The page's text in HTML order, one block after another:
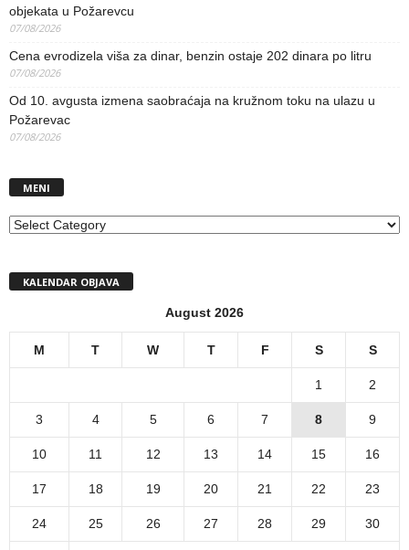
objekata u Požarevcu
07/08/2026
Cena evrodizela viša za dinar, benzin ostaje 202 dinara po litru
07/08/2026
Od 10. avgusta izmena saobraćaja na kružnom toku na ulazu u
Požarevac
07/08/2026
MENI
MENI
KALENDAR OBJAVA
August 2026
M T W T F S S
1 2
3 4 5 6 7 8 9
10 11 12 13 14 15 16
17 18 19 20 21 22 23
24 25 26 27 28 29 30